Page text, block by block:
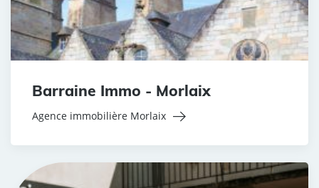
Barraine Immo - Morlaix
Agence immobilière Morlaix